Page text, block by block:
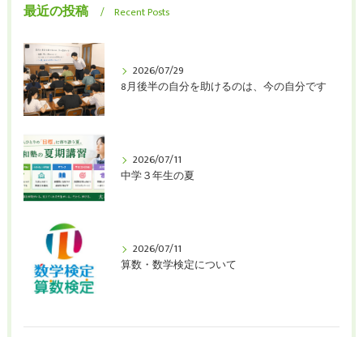
最近の投稿 Recent Posts
2026/07/29
8月後半の自分を助けるのは、今の自分です
2026/07/11
中学３年生の夏
2026/07/11
算数・数学検定について